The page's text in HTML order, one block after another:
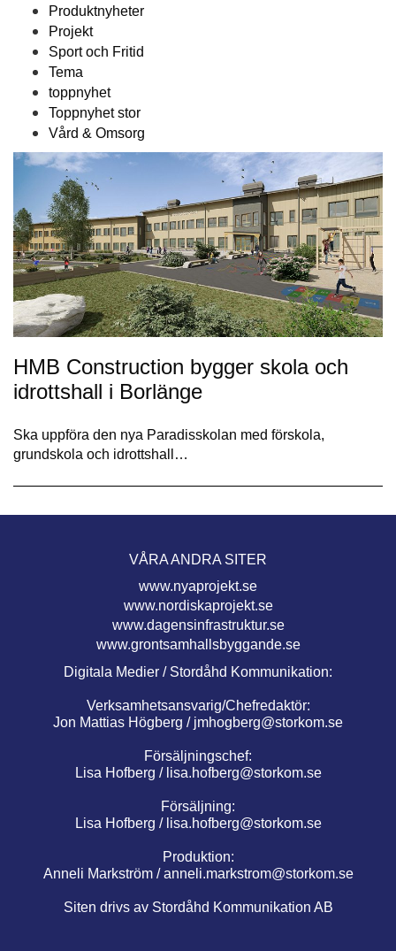
Produktnyheter
Projekt
Sport och Fritid
Tema
toppnyhet
Toppnyhet stor
Vård & Omsorg
HMB Construction bygger skola och
idrottshall i Borlänge
Ska uppföra den nya Paradisskolan med förskola,
grundskola och idrottshall…
VÅRA ANDRA SITER
www.nyaprojekt.se
www.nordiskaprojekt.se
www.dagensinfrastruktur.se
www.grontsamhallsbyggande.se
Digitala Medier / Stordåhd Kommunikation:
Verksamhetsansvarig/Chefredaktör:
Jon Mattias Högberg / jmhogberg@storkom.se
Försäljningschef:
Lisa Hofberg / lisa.hofberg@storkom.se
Försäljning:
Lisa Hofberg / lisa.hofberg@storkom.se
Produktion:
Anneli Markström /anneli.markstrom@storkom.se
Siten drivs av Stordåhd Kommunikation AB